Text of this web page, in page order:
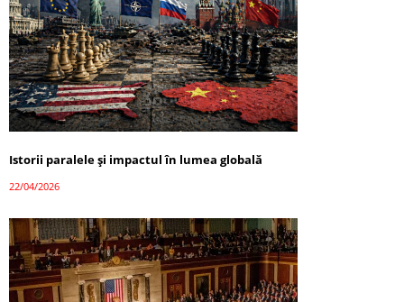
Istorii paralele și impactul în lumea globală
22/04/2026